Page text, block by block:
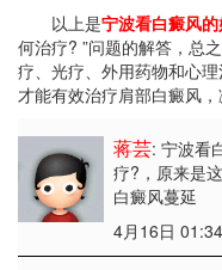
以上是宁波看白癜风
何治疗? ”问题的解答，总
疗、光疗、外用药物和心
才能有效治疗肩部白癜风，
蒋芸: 宁波看
疗? ，原来是
白癜风蔓延
4月16日 01:34